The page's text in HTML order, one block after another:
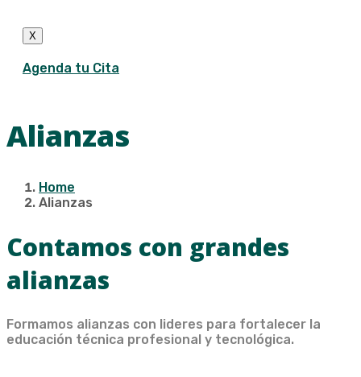
X
Agenda tu Cita
Alianzas
Home
Alianzas
Contamos con grandes
alianzas
Formamos alianzas con lideres para fortalecer la
educación técnica profesional y tecnológica.